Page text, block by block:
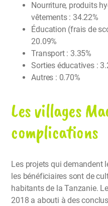
Nourriture, produits
vêtements : 34.22%
Éducation (frais de
20.09%
Transport : 3.35%
Sorties éducatives :
Autres : 0.70%
Les villages
complications
Les projets qui demandent
les bénéficiaires sont de
habitants de la Tanzanie.
2018 a abouti à des